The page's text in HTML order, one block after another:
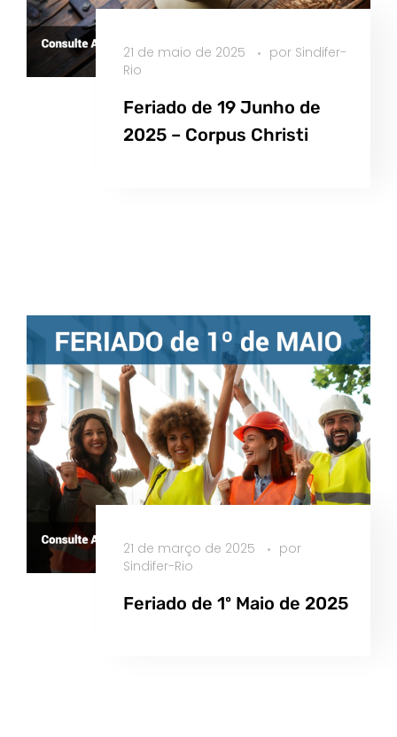
21 de maio de 2025 por Sindifer-
Rio
Feriado de 19 Junho de
2025 – Corpus Christi
21 de março de 2025
por
Sindifer-Rio
Feriado de 1º Maio de 2025